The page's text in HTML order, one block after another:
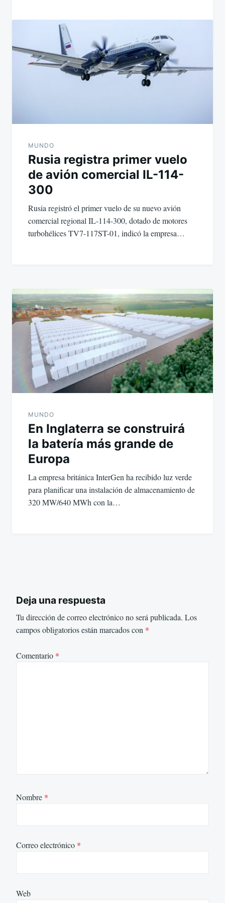
MUNDO
Rusia registra primer vuelo
de avión comercial IL-114-
300
Rusia registró el primer vuelo de su nuevo avión
comercial regional IL-114-300, dotado de motores
turbohélices TV7-117ST-01, indicó la empresa…
MUNDO
En Inglaterra se construirá
la batería más grande de
Europa
La empresa británica InterGen ha recibido luz verde
para planificar una instalación de almacenamiento de
320 MW/640 MWh con la…
Deja una respuesta
Tu dirección de correo electrónico no será publicada. Los
campos obligatorios están marcados con *
Comentario *
Nombre *
Correo electrónico *
Web